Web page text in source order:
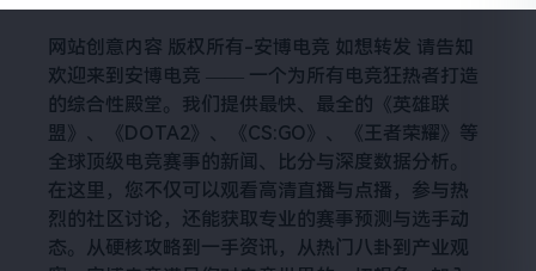
网站创意内容 版权所有-安博电竞 如想转发 请告知
欢迎来到安博电竞 —— 一个为所有电竞狂热者打造
的综合性殿堂。我们提供最快、最全的《英雄联
盟》、《DOTA2》、《CS:GO》、《王者荣耀》等
全球顶级电竞赛事的新闻、比分与深度数据分析。
在这里，您不仅可以观看高清直播与点播，参与热
烈的社区讨论，还能获取专业的赛事预测与选手动
态。从硬核攻略到一手资讯，从热门八卦到产业观